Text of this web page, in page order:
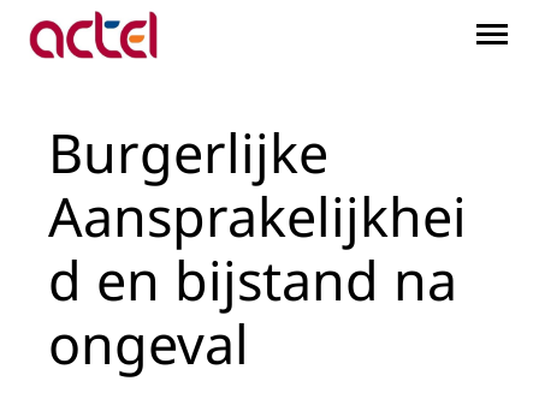
Skip to Main Content
Burgerlijke
Burgerlijke
Aansprakelijkhei
d en bijstand na
ongeval